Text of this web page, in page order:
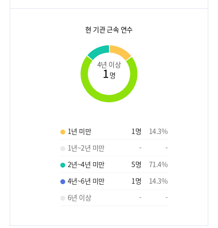
현 기관 근속 연수
4년 이상
1명
1년 미만 1명 14.3%
1년~2년 미만
-
-
2년~4년 미만
5명 71.4%
4년~6년 미만
1명 14.3%
6년 이상
- -